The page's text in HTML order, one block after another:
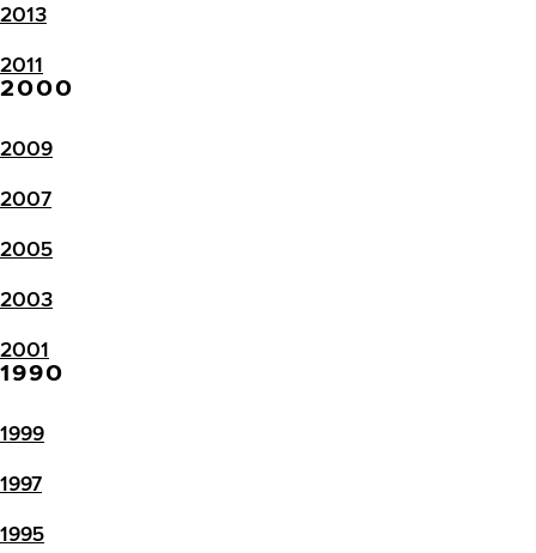
2013
2011
2000
2009
2007
2005
2003
2001
1990
1999
1997
1995